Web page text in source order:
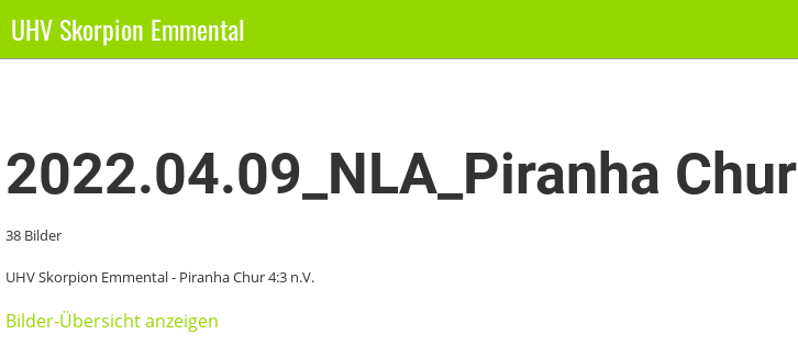
UHV Skorpion Emmental
Zurück
2022.04.09_NLA_Piranha Chur
38 Bilder
UHV Skorpion Emmental - Piranha Chur 4:3 n.V.
Bilder-Übersicht anzeigen